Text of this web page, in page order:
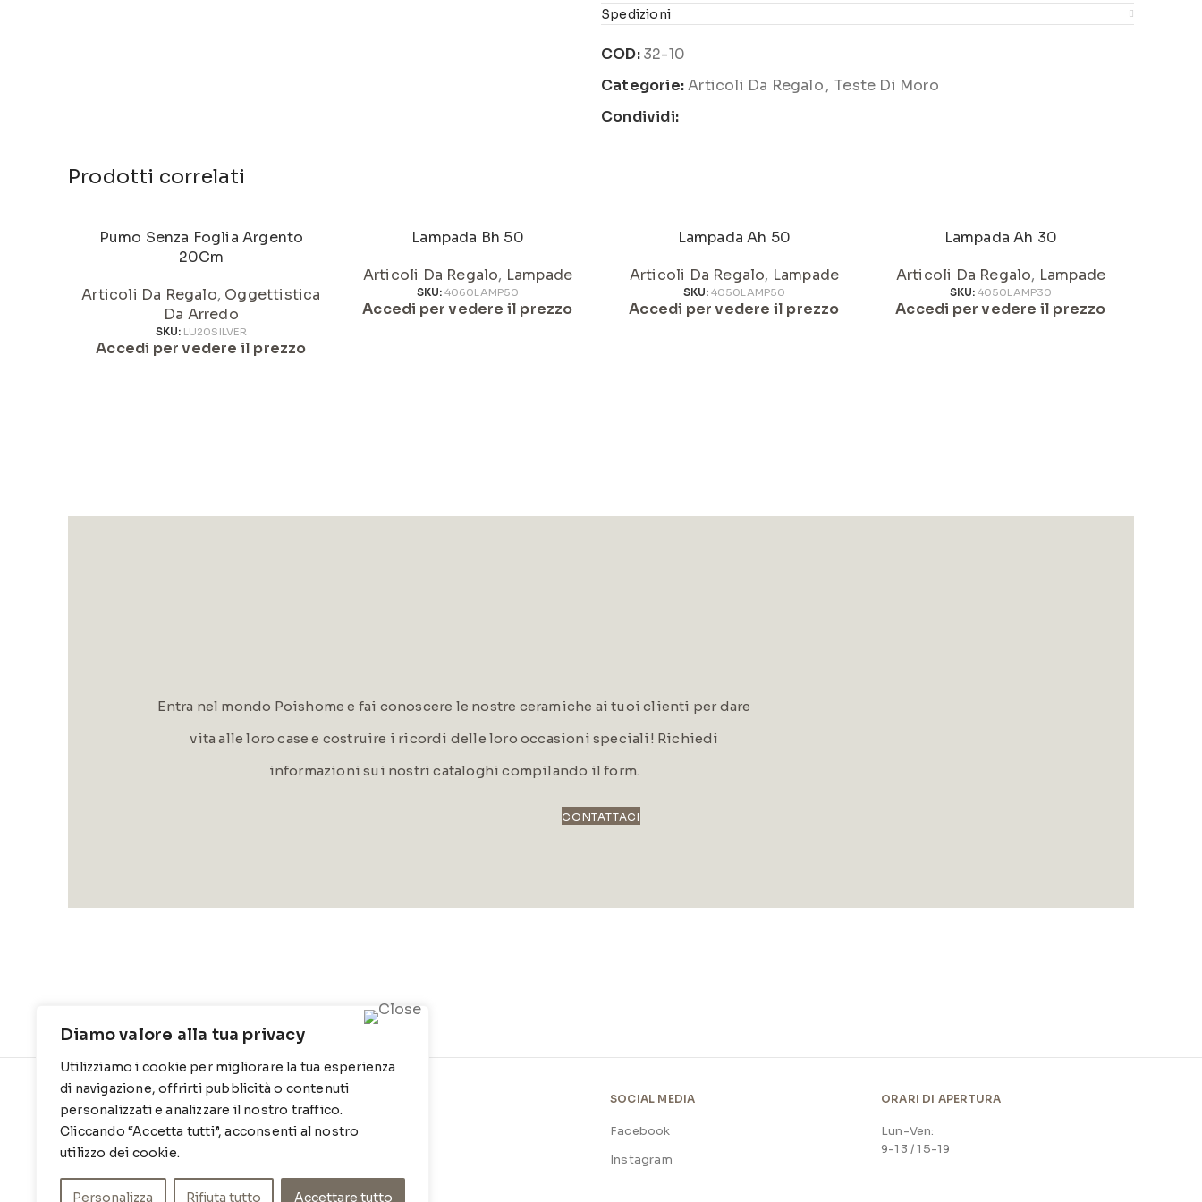
Diamo valore alla tua privacy
Utilizziamo i cookie per migliorare la tua esperienza
di navigazione, offrirti pubblicità o contenuti
personalizzati e analizzare il nostro traffico.
Cliccando “Accetta tutti”, acconsenti al nostro
utilizzo dei cookie.
Personalizza Rifiuta tutto Accettare tutto
Spedizioni
COD:32-10
Categorie: Articoli Da Regalo, Teste Di Moro
Condividi:
Prodotti correlati
Pumo Senza Foglia Argento
20Cm
Articoli Da Regalo, Oggettistica
Da Arredo
SKU: LU20SILVER
Accedi per vedere il prezzo
Lampada Bh 50
Articoli Da Regalo, Lampade
SKU: 4060LAMP50
Accedi per vedere il prezzo
Lampada Ah 50
Articoli Da Regalo, Lampade
SKU: 4050LAMP50
Accedi per vedere il prezzo
Lampada Ah 30
Articoli Da Regalo, Lampade
SKU: 4050LAMP30
Accedi per vedere il prezzo
Entra nel mondo Poishome e fai conoscere le nostre ceramiche ai tuoi clienti per dare
vita alle loro case e costruire i ricordi delle loro occasioni speciali! Richiedi
informazioni sui nostri cataloghi compilando il form.
CONTATTACI
CONTATTI
Contrada Locosantissimo 1316 - 70044
Polignano a mare
T: 080 917 78 89
Chi siamo
SOCIAL MEDIA
Facebook
Instagram
ORARI DI APERTURA
Lun-Ven:
9-13 / 15-19